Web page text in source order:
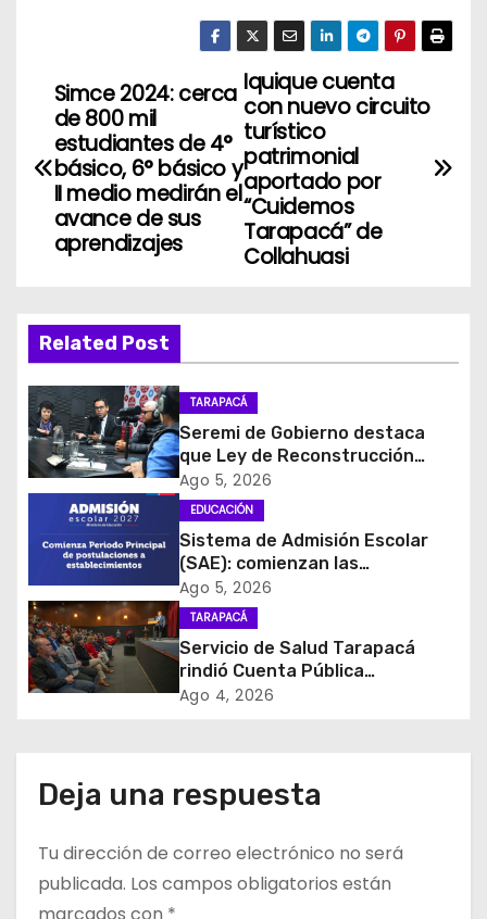
N
v
a
c
i
ó
n
d
e
e
n
r
d
Iquique cuenta
con nuevo circuito
turístico
patrimonial
aportado por
“Cuidemos
Tarapacá” de
Collahuasi
Simce 2024: cerca
de 800 mil
estudiantes de 4°
básico, 6° básico y
II medio medirán el
avance de sus
aprendizajes
Related Post
TARAPACÁ
Seremi de Gobierno destaca
que Ley de Reconstrucción
Nacional impulsará la inversión
y el empleo en Tarapacá
Ago 5, 2026
EDUCACIÓN
Sistema de Admisión Escolar
(SAE): comienzan las
postulaciones a
establecimientos para 2027
Ago 5, 2026
TARAPACÁ
Servicio de Salud Tarapacá
rindió Cuenta Pública
Participativa
Ago 4, 2026
Deja una respuesta
Tu dirección de correo electrónico no será
publicada. Los campos obligatorios están
marcados con *